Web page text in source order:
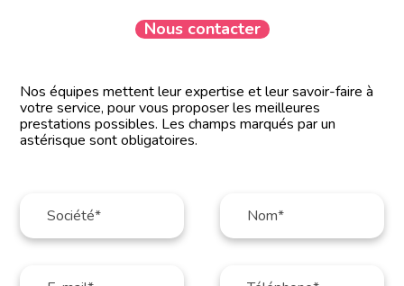
Nous contacter
Nos équipes mettent leur expertise et leur savoir-faire à
votre service, pour vous proposer les meilleures
prestations possibles. Les champs marqués par un
astérisque sont obligatoires.